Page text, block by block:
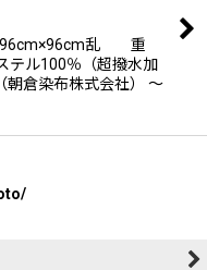
96cm×96cm乱 重
テル100％（超撥水加
朝倉染布株式会社） 〜